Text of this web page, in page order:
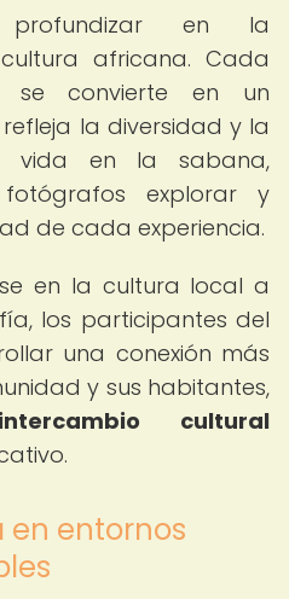
en la
africana. Cada
se convierte en un
la diversidad y la
vida en la sabana,
explorar y
de cada experiencia.
en la cultura local a
los participantes del
una conexión más
y sus habitantes,
intercambio cultural
en entornos